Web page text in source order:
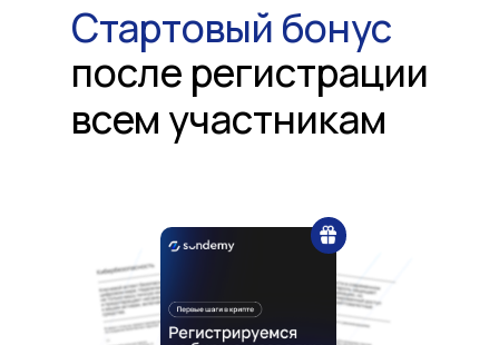
Стартовый бонус
после регистрации
всем участникам